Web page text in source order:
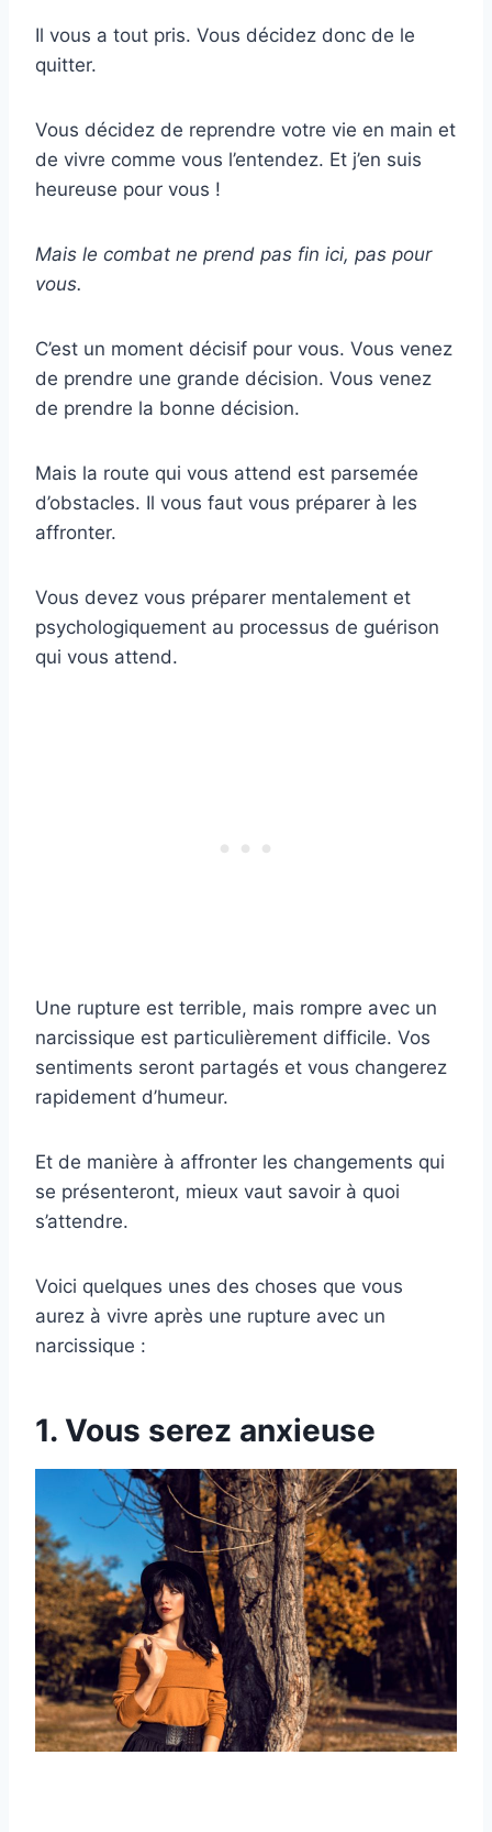
Il vous a tout pris. Vous décidez donc de le
quitter.
Vous décidez de reprendre votre vie en main et
de vivre comme vous l’entendez. Et j’en suis
heureuse pour vous !
Mais le combat ne prend pas fin ici, pas pour
vous.
C’est un moment décisif pour vous. Vous venez
de prendre une grande décision. Vous venez
de prendre la bonne décision.
Mais la route qui vous attend est parsemée
d’obstacles. Il vous faut vous préparer à les
affronter.
Vous devez vous préparer mentalement et
psychologiquement au processus de guérison
qui vous attend.
Une rupture est terrible, mais rompre avec un
narcissique est particulièrement difficile. Vos
sentiments seront partagés et vous changerez
rapidement d’humeur.
Et de manière à affronter les changements qui
se présenteront, mieux vaut savoir à quoi
s’attendre.
Voici quelques unes des choses que vous
aurez à vivre après une rupture avec un
narcissique :
1. Vous serez anxieuse